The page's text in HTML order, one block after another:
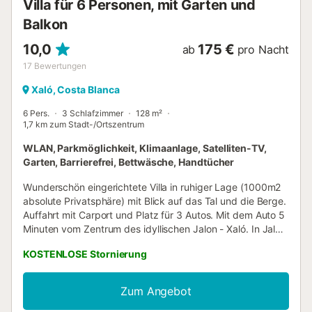
Villa für 6 Personen, mit Garten und
Balkon
10,0
17 Bewertungen
ab 175 € pro Nacht
Xaló, Costa Blanca
6 Pers. 3 Schlafzimmer
128 m²
1,7 km zum Stadt-/Ortszentrum
WLAN, Parkmöglichkeit, Klimaanlage, Satelliten-TV,
Garten, Barrierefrei, Bettwäsche, Handtücher
Wunderschön eingerichtete Villa in ruhiger Lage (1000m2
absolute Privatsphäre) mit Blick auf das Tal und die Berge.
Auffahrt mit Carport und Platz für 3 Autos. Mit dem Auto 5
Minuten vom Zentrum des idyllischen Jalon - Xaló. In Jalon
Terrassen. Jeden Samstagmorgen findet in Jalon de
Rastro statt; ein bekannter Antiquitäten- / Flohmarkt, wo
Menschen von nah und fern kommen. Das Haus liegt
zentral an der Costa Blanca im Jalonvallei, mit mehreren
KOSTENLOSE Stornierung
Zum Angebot